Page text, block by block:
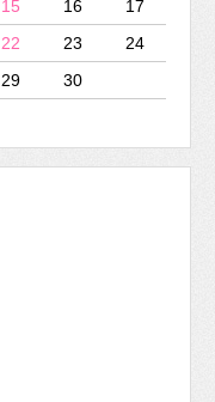
15 16
17
22 23
24
29
30